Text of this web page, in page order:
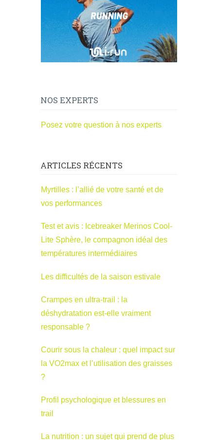
NOS EXPERTS
Posez votre question à nos experts
ARTICLES RÉCENTS
Myrtilles : l’allié de votre santé et de
vos performances
Test et avis : Icebreaker Merinos Cool-
Lite Sphère, le compagnon idéal des
températures intermédiaires
Les difficultés de la saison estivale
Crampes en ultra-trail : la
déshydratation est-elle vraiment
responsable ?
Courir sous la chaleur : quel impact sur
la VO2max et l’utilisation des graisses
?
Profil psychologique et blessures en
trail
La nutrition : un sujet qui prend de plus